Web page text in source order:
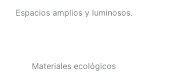
Espacios amplios y luminosos.
Materiales ecológicos